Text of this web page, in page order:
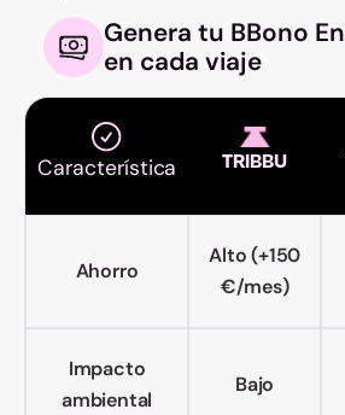
Genera tu BBono
en cada viaje
Característica TRIBBU
Ahorro
Alto (+150
€/mes)
Impacto
ambiental
Bajo